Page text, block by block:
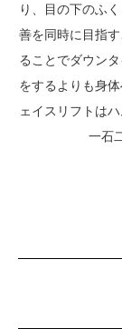
り、目の下のふ
善を同時に目指
ることでダウン
をするよりも身
ェイスリフトは
一石